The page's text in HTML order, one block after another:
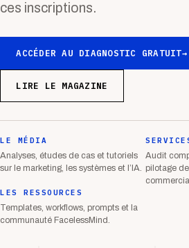
ces inscriptions.
ACCÉDER AU DIAGNOSTIC GRATUIT→
LIRE LE MAGAZINE
LE MÉDIA
Analyses, études de cas et tutoriels
sur le marketing, les systèmes et l’IA.
Audit
pilotage
LES RESSOURCES
Templates, workflows, prompts et la
communauté FacelessMind.